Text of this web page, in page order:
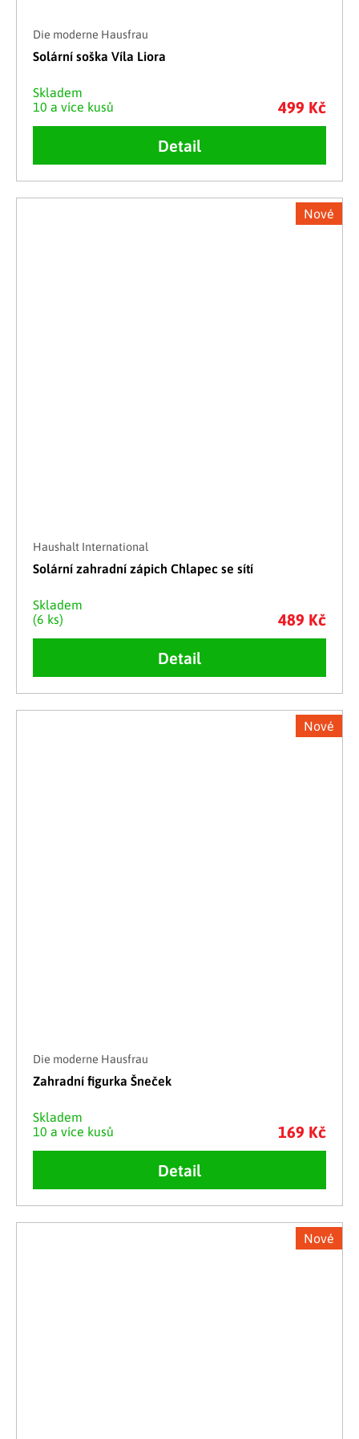
Die moderne Hausfrau
Solární soška Víla Liora
Skladem
10 a více kusů
499 Kč
Detail
Nové
Haushalt International
Solární zahradní zápich Chlapec se sítí
Skladem
(6 ks)
489 Kč
Detail
Nové
Die moderne Hausfrau
Zahradní figurka Šneček
Skladem
10 a více kusů
169 Kč
Detail
Nové